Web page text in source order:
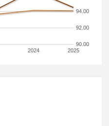
2024 2025
90.00
92.00
94.00